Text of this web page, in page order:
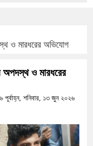
কাজে কোনো গাফিলতি হলে
রিজভী
সীমান্ত থেকে ৪০ হাজার
গড়ার আহ্বান
ও মারধরের অভিযোগ
অপদস্থ ও মারধরের
শনিবার, ১৩ জুন ২০২৬